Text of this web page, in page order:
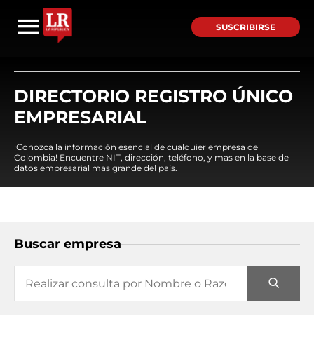
SUSCRIBIRSE
DIRECTORIO REGISTRO ÚNICO
EMPRESARIAL
¡Conozca la información esencial de cualquier empresa de
Colombia! Encuentre NIT, dirección, teléfono, y mas en la base de
datos empresarial mas grande del país.
Buscar empresa